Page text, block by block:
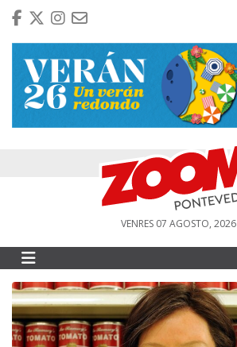
VENRES 07 AGOSTO, 2026